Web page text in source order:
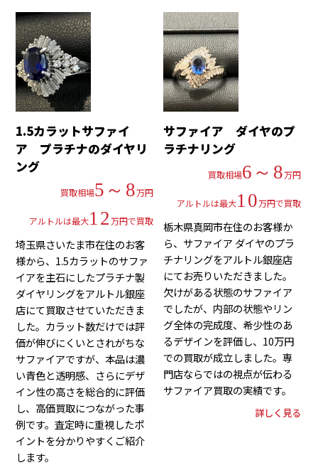
1.5カラットサファイ
ア プラチナのダイヤリ
ング
買取相場5～8万円
アルトルは最大12万円で買取
埼玉県さいたま市在住のお客
様から、1.5カラットのサファ
イアを主石にしたプラチナ製
ダイヤリングをアルトル銀座
店にて買取させていただきま
した。カラット数だけでは評
価が伸びにくいとされがちな
サファイアですが、本品は濃
い青色と透明感、さらにデザ
イン性の高さを総合的に評価
し、高価買取につながった事
例です。査定時に重視したポ
イントを分かりやすくご紹介
します。
サファイア ダイヤのプ
ラチナリング
買取相場6～8万円
アルトルは最大10万円で買取
栃木県真岡市在住のお客様か
ら、サファイア ダイヤのプラ
チナリングをアルトル銀座店
にてお売りいただきました。
欠けがある状態のサファイア
でしたが、内部の状態やリン
グ全体の完成度、希少性のあ
るデザインを評価し、10万円
での買取が成立しました。専
門店ならではの視点が伝わる
サファイア買取の実績です。
詳しく見る